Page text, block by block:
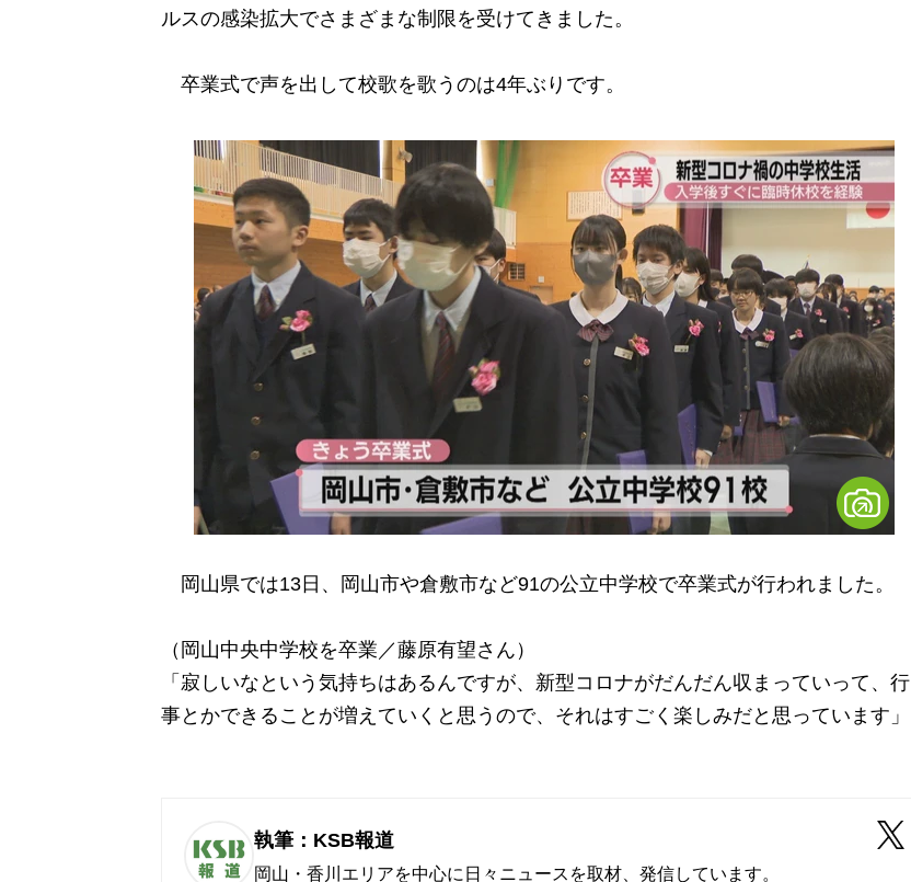
ルスの感染拡大でさまざまな制限を受けてきました。
卒業式で声を出して校歌を歌うのは4年ぶりです。
岡山県では13日、岡山市や倉敷市など91の公立中学校で卒業式が行われました。
（岡山中央中学校を卒業／藤原有望さん）
「寂しいなという気持ちはあるんですが、新型コロナがだんだん収まっていって、行
事とかできることが増えていくと思うので、それはすごく楽しみだと思っています」
執筆：KSB報道
岡山・香川エリアを中心に日々ニュースを取材、発信しています。